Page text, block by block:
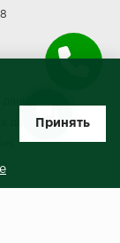
данныхПринять